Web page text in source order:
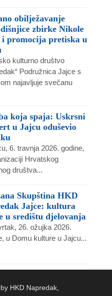
obilježavanje
zbirke Nikole
i promocija pretiska u
kulturno društvo
Podružnica Jajce s
najavljuje svečanu
koja spaja: Uskrsni
u Jajcu oduševio
6. travnja 2026. godine,
Hrvatskog
društva...
Skupština HKD
Jajce: kultura
u središtu djelovanja
26. ožujka 2026.
u Domu kulture u Jajcu...
HKD Napredak,